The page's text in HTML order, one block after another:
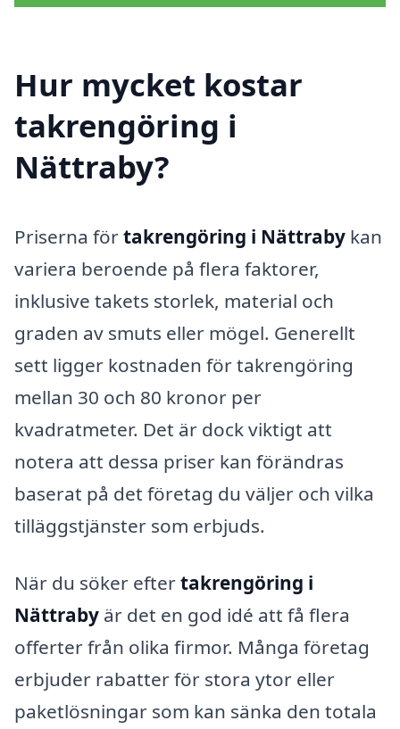
Hur mycket kostar
takrengöring i
Nättraby?
Priserna förtakrengöring i Nättraby kan
variera beroende på flera faktorer,
inklusive takets storlek, material och
graden av smuts eller mögel. Generellt
sett ligger kostnaden för takrengöring
mellan 30 och 80 kronor per
kvadratmeter. Det är dock viktigt att
notera att dessa priser kan förändras
baserat på det företag du väljer och vilka
tilläggstjänster som erbjuds.
När du söker eftertakrengöring i
Nättraby är det en god idé att få flera
offerter från olika firmor. Många företag
erbjuder rabatter för stora ytor eller
paketlösningar som kan sänka den totala